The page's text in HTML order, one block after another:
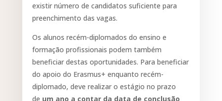
existir número de candidatos suficiente para
preenchimento das vagas.
Os alunos recém-diplomados do ensino e
formação profissionais podem também
beneficiar destas oportunidades. Para beneficiar
do apoio do Erasmus+ enquanto recém-
diplomado, deve realizar o estágio no prazo
de um ano a contar da data de conclusão